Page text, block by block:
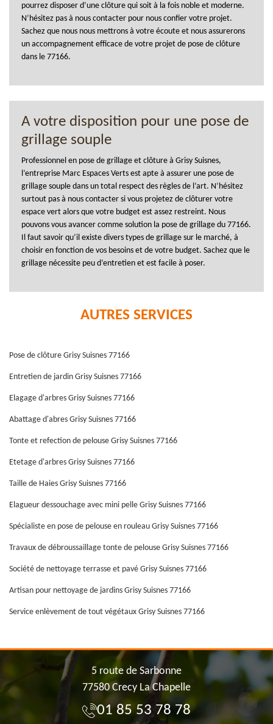
pourrez disposer d’une clôture qui soit à la fois noble et moderne.
N’hésitez pas à nous contacter pour nous confier votre projet.
Sachez que nous nous mettrons à votre écoute et nous assurerons
un accompagnement efficace de votre projet de pose de clôture
dans le 77166.
A votre disposition pour une pose de
grillage souple
Professionnel en pose de grillage et clôture à Grisy Suisnes,
l’entreprise Marc Espaces Verts est apte à assurer une pose de
grillage souple dans un total respect des règles de l’art. N’hésitez
surtout pas à nous contacter si vous projetez de clôturer votre
espace vert alors que votre budget est assez restreint. Nous
pouvons vous avancer comme solution la pose de grillage du 77166.
Il faut savoir qu’il existe divers types de grillage sur le marché, à
choisir en fonction de vos besoins et de votre budget. Sachez que le
grillage nécessite peu d’entretien et est facile à poser.
AUTRES SERVICES
Pose de clôture Grisy Suisnes 77166
Entretien de jardin Grisy Suisnes 77166
Elagage d'arbres Grisy Suisnes 77166
Abattage d'abres Grisy Suisnes 77166
Tonte et refection de pelouse Grisy Suisnes 77166
Etetage d'arbres Grisy Suisnes 77166
Taille de Haies Grisy Suisnes 77166
Elagueur dessouchage avec mini pelle Grisy Suisnes 77166
Spécialiste en pose de pelouse en rouleau Grisy Suisnes 77166
Travaux de débroussaillage tonte de pelouse Grisy Suisnes 77166
Société de nettoyage terrasse et pavé Grisy Suisnes 77166
Artisan pour nettoyage de jardins Grisy Suisnes 77166
Service enlèvement de tout végétaux Grisy Suisnes 77166
5 route de Sarbonne
77580 Crecy La Chapelle
01 85 53 78 78